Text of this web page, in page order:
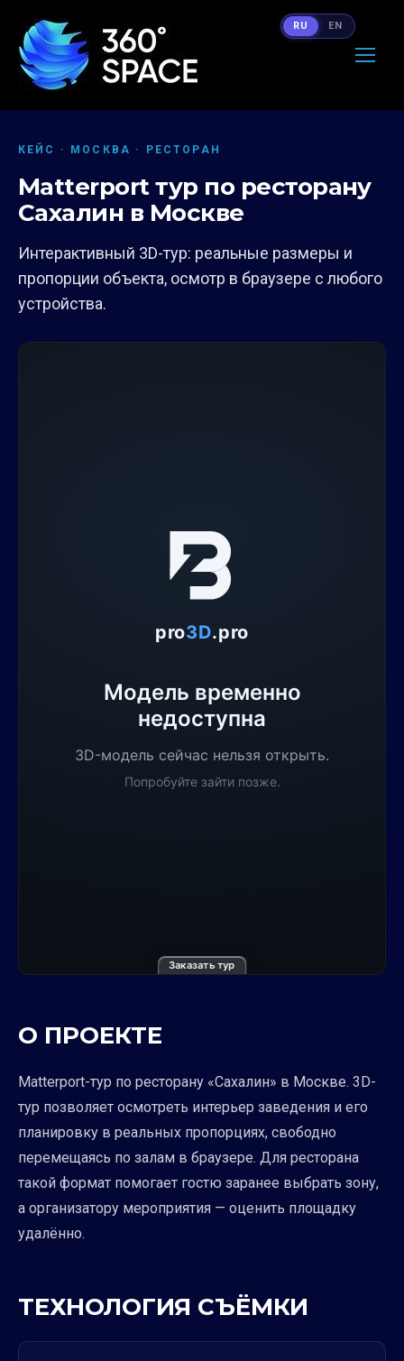
КЕЙС · МОСКВА · РЕСТОРАН
Matterport тур по ресторану
Сахалин в Москве
Интерактивный 3D-тур: реальные размеры и
пропорции объекта, осмотр в браузере с любого
устройства.
Заказать тур
О ПРОЕКТЕ
Matterport-тур по ресторану «Сахалин» в Москве. 3D-
тур позволяет осмотреть интерьер заведения и его
планировку в реальных пропорциях, свободно
перемещаясь по залам в браузере. Для ресторана
такой формат помогает гостю заранее выбрать зону,
а организатору мероприятия — оценить площадку
удалённо.
ТЕХНОЛОГИЯ СЪЁМКИ
RU EN